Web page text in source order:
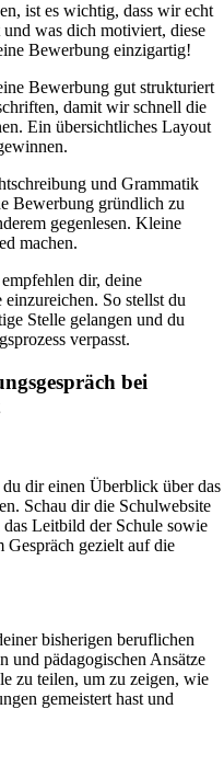
ist es wichtig, dass wir echt
was dich motiviert, diese
Bewerbung einzigartig!
Bewerbung gut strukturiert
damit wir schnell die
Ein übersichtliches Layout
und Grammatik
Bewerbung gründlich zu
gegenlesen. Kleine
machen.
dir, deine
So stellst du
Stelle gelangen und du
verpasst.
bei
dir einen Überblick über das
Schau dir die Schulwebsite
Leitbild der Schule sowie
Gespräch gezielt auf die
bisherigen beruflichen
und pädagogischen Ansätze
zu teilen, um zu zeigen, wie
gemeistert hast und